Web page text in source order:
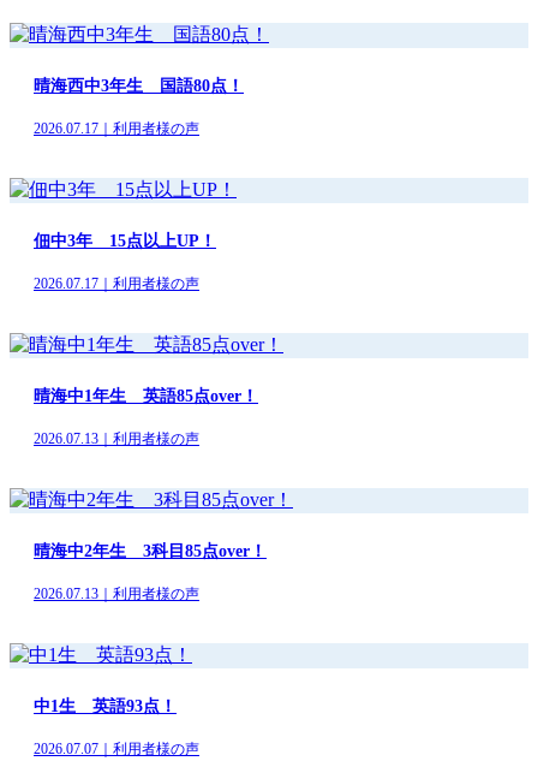
晴海西中3年生 国語80点！
2026.07.17｜利用者様の声
佃中3年 15点以上UP！
2026.07.17｜利用者様の声
晴海中1年生 英語85点over！
2026.07.13｜利用者様の声
晴海中2年生 3科目85点over！
2026.07.13｜利用者様の声
中1生 英語93点！
2026.07.07｜利用者様の声